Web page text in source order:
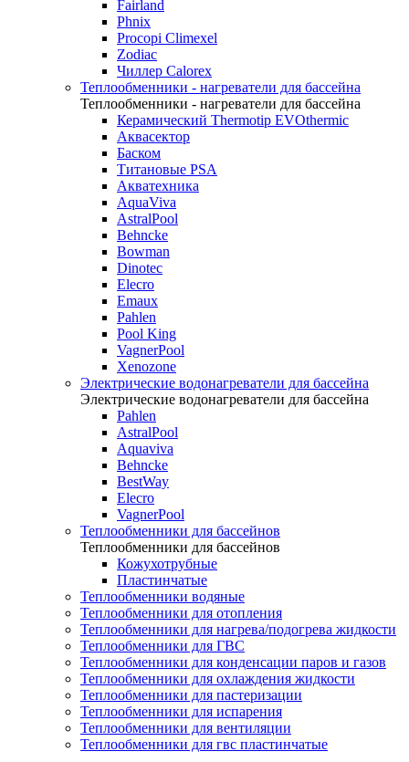
Fairland
Phnix
Procopi Climexel
Zodiac
Чиллер Calorex
Теплообменники - нагреватели для бассейна
Теплообменники - нагреватели для бассейна
Керамический Thermotip EVOthermic
Аквасектор
Баском
Титановые PSA
Акватехника
AquaViva
AstralPool
Behncke
Bowman
Dinotec
Elecro
Emaux
Pahlen
Pool King
VagnerPool
Xenozone
Электрические водонагреватели для бассейна
Электрические водонагреватели для бассейна
Pahlen
AstralPool
Aquaviva
Behncke
BestWay
Elecro
VagnerPool
Теплообменники для бассейнов
Теплообменники для бассейнов
Кожухотрубные
Пластинчатые
Теплообменники водяные
Теплообменники для отопления
Теплообменники для нагрева/подогрева жидкости
Теплообменники для ГВС
Теплообменники для конденсации паров и газов
Теплообменники для охлаждения жидкости
Теплообменники для пастеризации
Теплообменники для испарения
Теплообменники для вентиляции
Теплообменники для гвс пластинчатые